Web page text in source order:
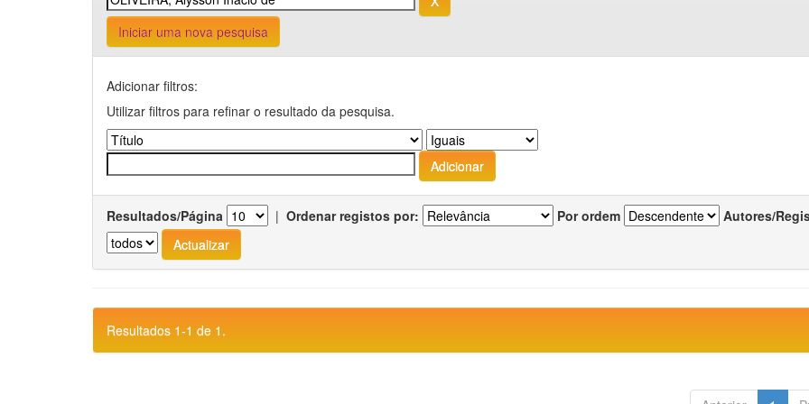
Iniciar uma nova pesquisa
Adicionar filtros:
Utilizar filtros para refinar o resultado da pesquisa.
Resultados/Página | Ordenar registos por: Por ordem Autores/
Resultados 1-1 de 1.